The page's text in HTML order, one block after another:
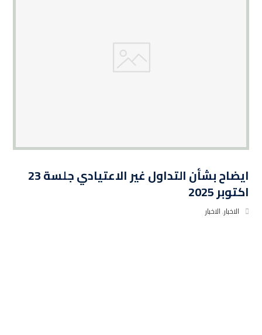
ايضاح بشأن التداول غير الاعتيادي جلسة 23
اكتوبر 2025
الاخبار,الاخبار